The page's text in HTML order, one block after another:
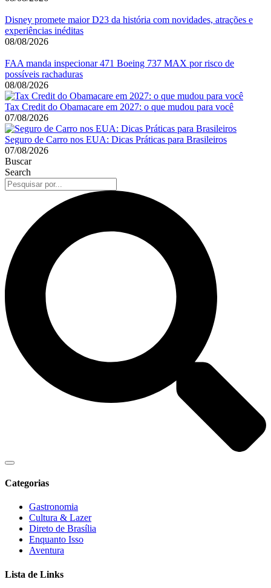
Disney promete maior D23 da história com novidades, atrações e
experiências inéditas
08/08/2026
FAA manda inspecionar 471 Boeing 737 MAX por risco de
possíveis rachaduras
08/08/2026
Tax Credit do Obamacare em 2027: o que mudou para você
07/08/2026
Seguro de Carro nos EUA: Dicas Práticas para Brasileiros
07/08/2026
Buscar
Search
Categorias
Gastronomia
Cultura & Lazer
Direto de Brasília
Enquanto Isso
Aventura
Lista de Links